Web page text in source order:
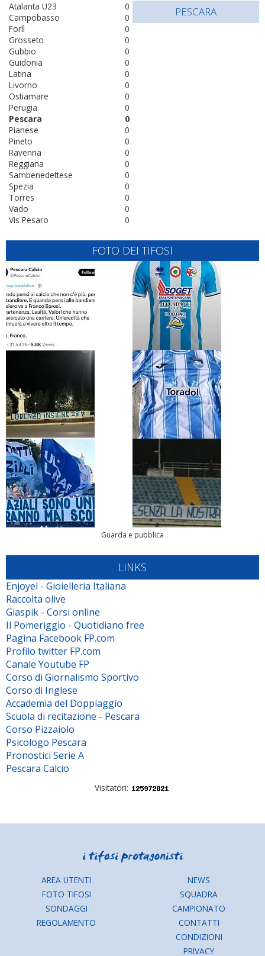
0
Atalanta U23
0
Campobasso
0
Forlì
0
Grosseto
0
Gubbio
0
Guidonia
0
Latina
0
Livorno
0
Ostiamare
0
Perugia
0
Pescara
0
Pianese
0
Pineto
0
Ravenna
0
Reggiana
0
Sambenedettese
0
Spezia
0
Torres
0
Vado
0
Vis Pesaro
PESCARA
FOTO DEI TIFOSI
Guarda e pubblica
LINKS
Enjoyel - Gioielleria Italiana
Raccolta olive
Giaspik - Corsi online
Il Pomeriggio - Quotidiano free
Pagina Facebook FP.com
Profilo twitter FP.com
Canale Youtube FP
Corso di Giornalismo Sportivo
Corso di Inglese
Accademia del Doppiaggio
Scuola di recitazione - Pescara
Corso Pizzaiolo
Psicologo Pescara
Pronostici Serie A
Pescara Calcio
Visitatori:
AREA UTENTI
FOTO TIFOSI
SONDAGGI
REGOLAMENTO
NEWS
SQUADRA
CAMPIONATO
CONTATTI
CONDIZIONI
PRIVACY